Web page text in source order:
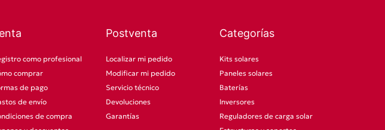
como profesional
comprar
de pago
de envío
de compra
Postventa
Localizar mi pedido
Modificar mi pedido
Servicio técnico
Devoluciones
Garantías
Categorías
Kits solares
Paneles solares
Baterías
Inversores
Reguladores de carga solar